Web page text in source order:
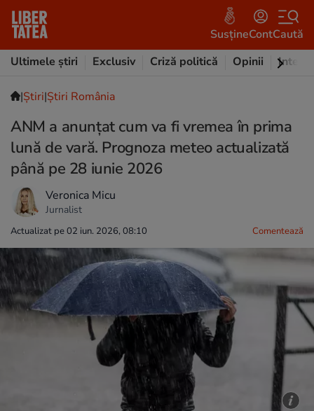
SusțineContCaută
Ultimele știri
Exclusiv Criză politică Opinii
|Ştiri|Știri România
ANM a anunțat cum va fi vremea în prima
lună de vară. Prognoza meteo actualizată
până pe 28 iunie 2026
Veronica Micu
Jurnalist
Actualizat pe 02 iun. 2026, 08:10 Comentează